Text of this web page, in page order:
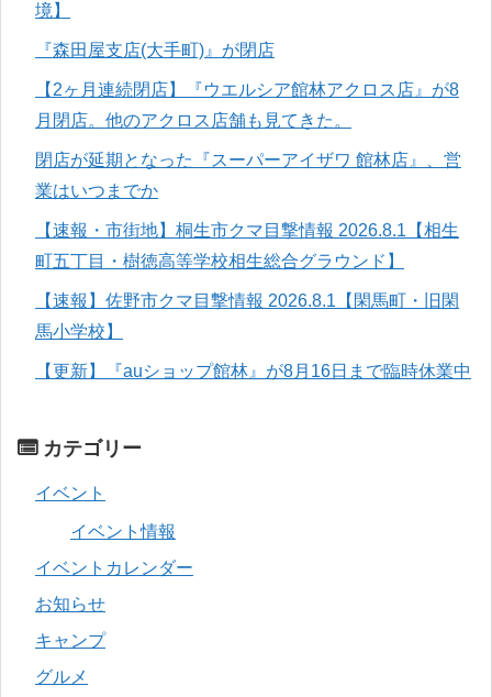
境】
『森田屋支店(大手町)』が閉店
【2ヶ月連続閉店】『ウエルシア館林アクロス店』が8
月閉店。他のアクロス店舗も見てきた。
閉店が延期となった『スーパーアイザワ 館林店』、営
業はいつまでか
【速報・市街地】桐生市クマ目撃情報 2026.8.1【相生
町五丁目・樹徳高等学校相生総合グラウンド】
【速報】佐野市クマ目撃情報 2026.8.1【閑馬町・旧閑
馬小学校】
【更新】『auショップ館林』が8月16日まで臨時休業中
カテゴリー
イベント
イベント情報
イベントカレンダー
お知らせ
キャンプ
グルメ